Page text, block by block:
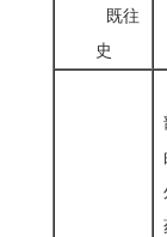
既往
史